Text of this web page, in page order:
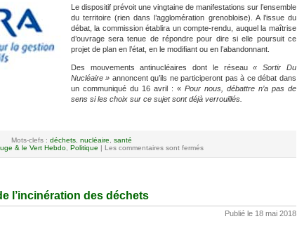
Le dispositif prévoit une vingtaine de manifestations sur l’ensemble
du territoire (rien dans l’agglomération grenobloise). A l’issue du
débat, la commission établira un compte-rendu, auquel la maîtrise
d’ouvrage sera tenue de répondre pour dire si elle poursuit ce
projet de plan en l’état, en le modifiant ou en l’abandonnant.
Des mouvements antinucléaires dont le réseau« Sortir Du
Nucléaire » annoncent qu’ils ne participeront pas à ce débat dans
un communiqué du 16 avril : « Pour nous, débattre n’a pas de
sens si les choix sur ce sujet sont déjà verrouillés.
Mots-clefs : déchets nucléaire
santé
& le Vert Hebdo Politique | Les commentaires sont fermés
l’incinération des déchets
Publié le 18 mai 2018